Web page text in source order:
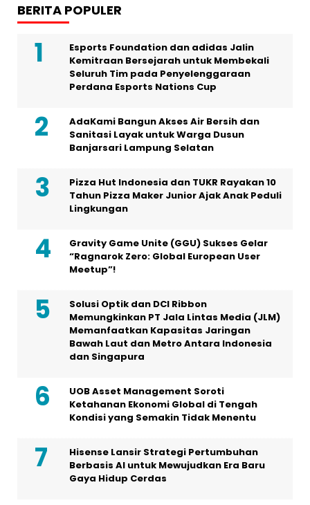
BERITA POPULER
Esports Foundation dan adidas Jalin
Kemitraan Bersejarah untuk Membekali
Seluruh Tim pada Penyelenggaraan
Perdana Esports Nations Cup
AdaKami Bangun Akses Air Bersih dan
Sanitasi Layak untuk Warga Dusun
Banjarsari Lampung Selatan
Pizza Hut Indonesia dan TUKR Rayakan 10
Tahun Pizza Maker Junior Ajak Anak Peduli
Lingkungan
Gravity Game Unite (GGU) Sukses Gelar
“Ragnarok Zero: Global European User
Meetup”!
Solusi Optik dan DCI Ribbon
Memungkinkan PT Jala Lintas Media (JLM)
Memanfaatkan Kapasitas Jaringan
Bawah Laut dan Metro Antara Indonesia
dan Singapura
UOB Asset Management Soroti
Ketahanan Ekonomi Global di Tengah
Kondisi yang Semakin Tidak Menentu
Hisense Lansir Strategi Pertumbuhan
Berbasis AI untuk Mewujudkan Era Baru
Gaya Hidup Cerdas